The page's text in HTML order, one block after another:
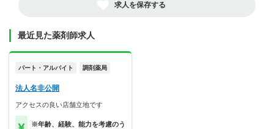
求人を保存する
最近見た薬剤師求人
パート・アルバイト 調剤薬局
法人名非公開
アクセスの良い店舗立地です
※年齢、経験、能力を考慮のう